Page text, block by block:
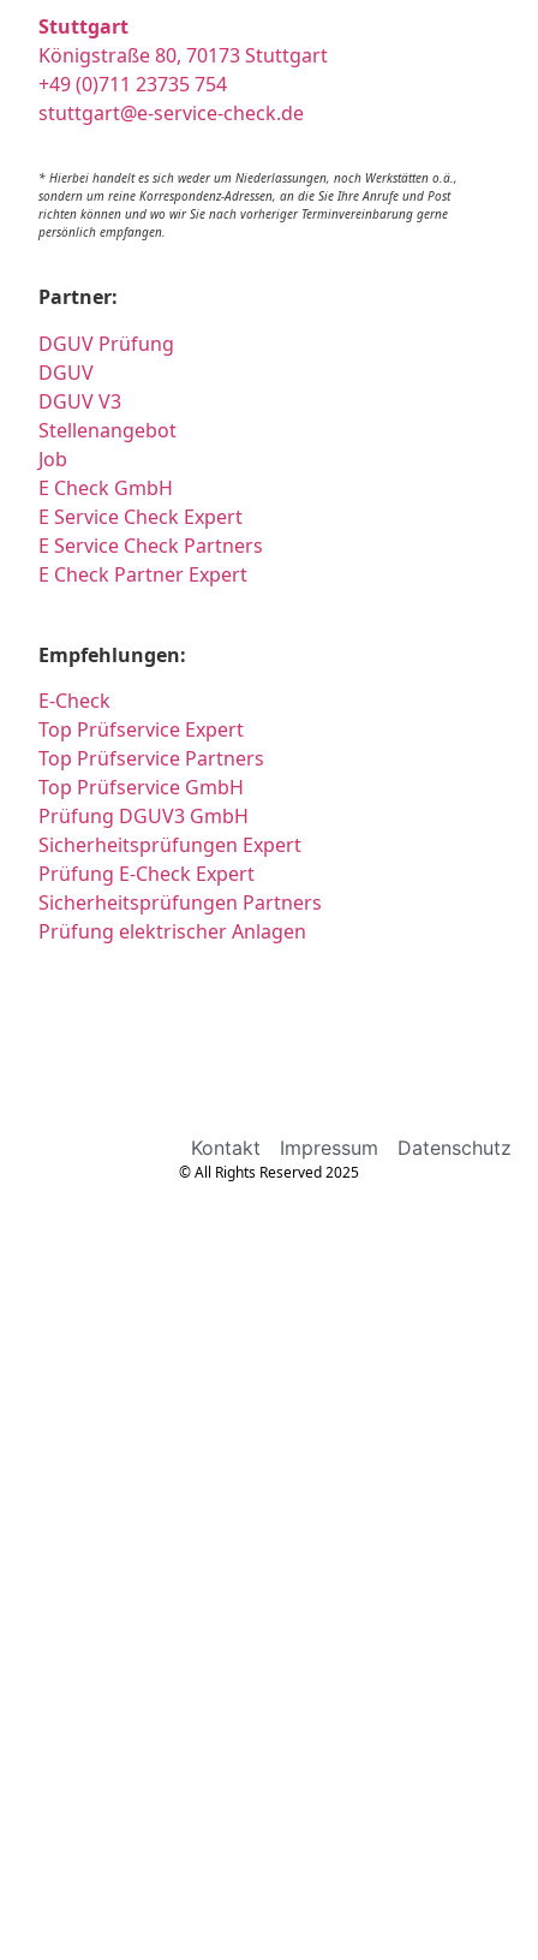
Stuttgart
Königstraße 80, 70173 Stuttgart
+49 (0)711 23735 754
stuttgart@e-service-check.de
* Hierbei handelt es sich weder um Niederlassungen, noch Werkstätten o.ä.,
sondern um reine Korrespondenz-Adressen, an die Sie Ihre Anrufe und Post
richten können und wo wir Sie nach vorheriger Terminvereinbarung gerne
persönlich empfangen.
Partner:
DGUV Prüfung
DGUV
DGUV V3
Stellenangebot
Job
E Check GmbH
E Service Check Expert
E Service Check Partners
E Check Partner Expert
Empfehlungen:
E-Check
Top Prüfservice Expert
Top Prüfservice Partners
Top Prüfservice GmbH
Prüfung DGUV3 GmbH
Sicherheitsprüfungen Expert
Prüfung E-Check Expert
Sicherheitsprüfungen Partners
Prüfung elektrischer Anlagen
Kontakt Impressum Datenschutz
© All Rights Reserved 2025